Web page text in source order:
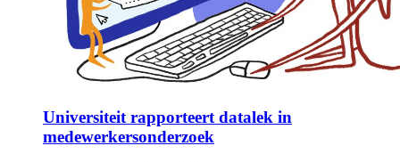
Universiteit rapporteert datalek in
medewerkersonderzoek